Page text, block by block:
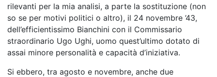
rilevanti per la mia analisi, a parte la sostituzione (non
so se per motivi politici o altro), il 24 novembre ’43,
dell’efficientissimo Bianchini con il Commissario
straordinario Ugo Ughi, uomo quest’ultimo dotato di
assai minore personalità e capacità d’iniziativa.
Si ebbero, tra agosto e novembre, anche due